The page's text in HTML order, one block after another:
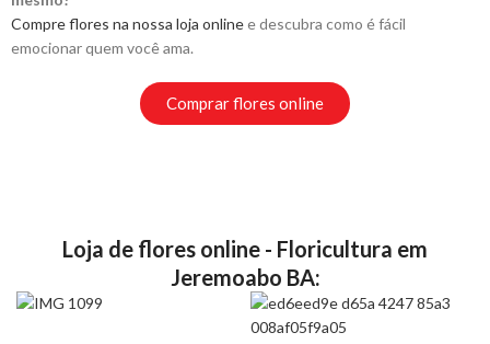
Compre flores na nossa loja onlinee descubra como é fácil
emocionar quem você ama.
Comprar flores online
Loja de flores online - Floricultura em
Jeremoabo BA: